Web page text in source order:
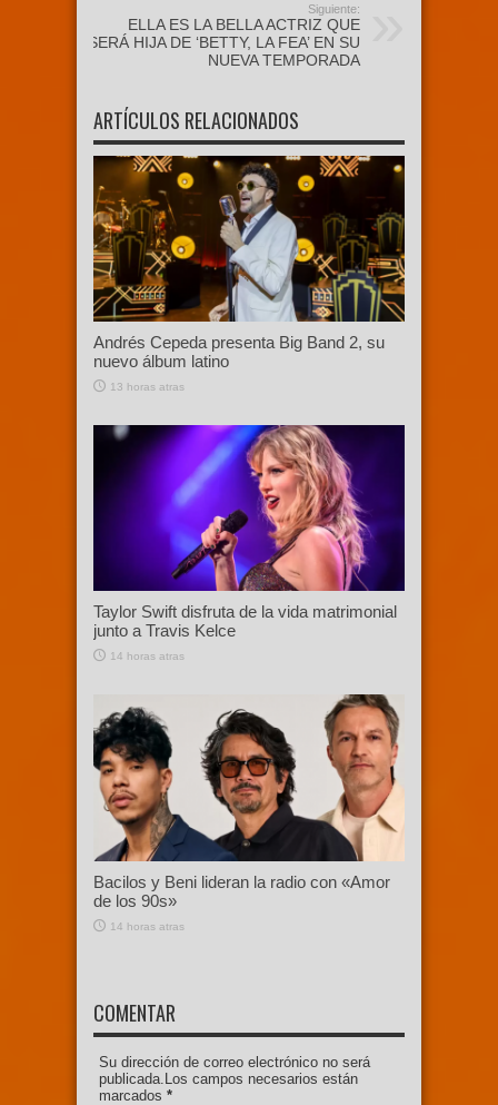
Siguiente:
ELLA ES LA BELLA ACTRIZ QUE
SERÁ HIJA DE ‘BETTY, LA FEA’ EN SU
NUEVA TEMPORADA
ARTÍCULOS RELACIONADOS
Andrés Cepeda presenta Big Band 2, su
nuevo álbum latino
13 horas atras
Taylor Swift disfruta de la vida matrimonial
junto a Travis Kelce
14 horas atras
Bacilos y Beni lideran la radio con «Amor
de los 90s»
14 horas atras
COMENTAR
Su dirección de correo electrónico no será
publicada.Los campos necesarios están
marcados *